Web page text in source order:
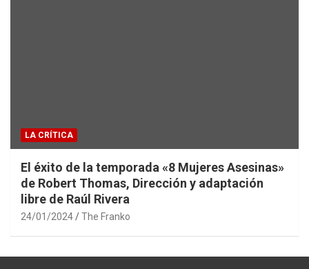
LA CRÍTICA
El éxito de la temporada «8 Mujeres Asesinas»
de Robert Thomas, Dirección y adaptación
libre de Raúl Rivera
24/01/2024 The Franko